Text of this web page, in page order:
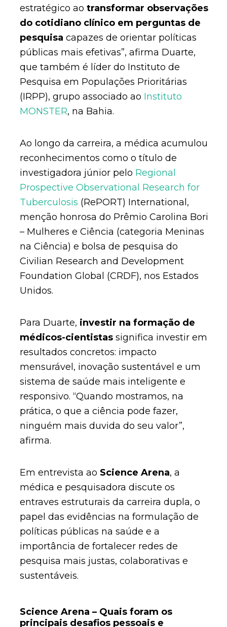
estratégico ao transformar observações
do cotidiano clínico em perguntas de
pesquisa capazes de orientar políticas
públicas mais efetivas”, afirma Duarte,
que também é líder do Instituto de
Pesquisa em Populações Prioritárias
(IRPP), grupo associado ao Instituto
MONSTER, na Bahia.
Ao longo da carreira, a médica acumulou
reconhecimentos como o título de
investigadora júnior pelo Regional
Prospective Observational Research for
Tuberculosis (RePORT) International,
menção honrosa do Prêmio Carolina Bori
– Mulheres e Ciência (categoria Meninas
na Ciência) e bolsa de pesquisa do
Civilian Research and Development
Foundation Global (CRDF), nos Estados
Unidos.
Para Duarte, investir na formação de
médicos-cientistassignifica investir em
resultados concretos: impacto
mensurável, inovação sustentável e um
sistema de saúde mais inteligente e
responsivo. “Quando mostramos, na
prática, o que a ciência pode fazer,
ninguém mais duvida do seu valor”,
afirma.
Em entrevista ao Science Arena, a
médica e pesquisadora discute os
entraves estruturais da carreira dupla, o
papel das evidências na formulação de
políticas públicas na saúde e a
importância de fortalecer redes de
pesquisa mais justas, colaborativas e
sustentáveis.
Science Arena – Quais foram os
principais desafios pessoais e